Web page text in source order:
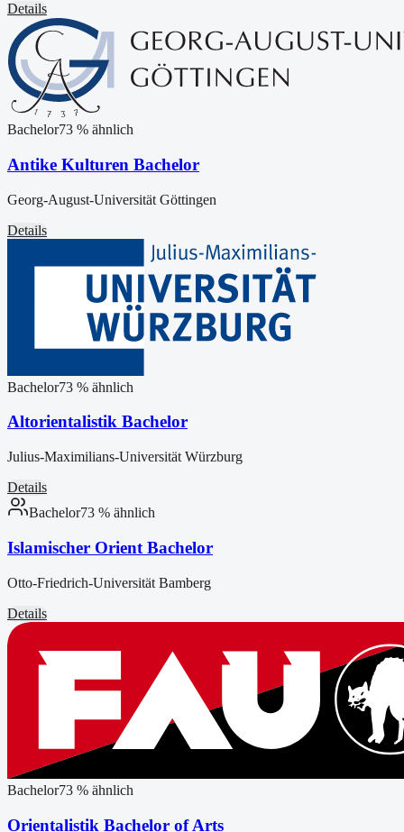
Details
Bachelor73 % ähnlich
Antike Kulturen Bachelor
Georg-August-Universität Göttingen
Details
Bachelor73 % ähnlich
Altorientalistik Bachelor
Julius-Maximilians-Universität Würzburg
Details
Bachelor73 % ähnlich
Islamischer Orient Bachelor
Otto-Friedrich-Universität Bamberg
Details
Bachelor73 % ähnlich
Orientalistik Bachelor of Arts